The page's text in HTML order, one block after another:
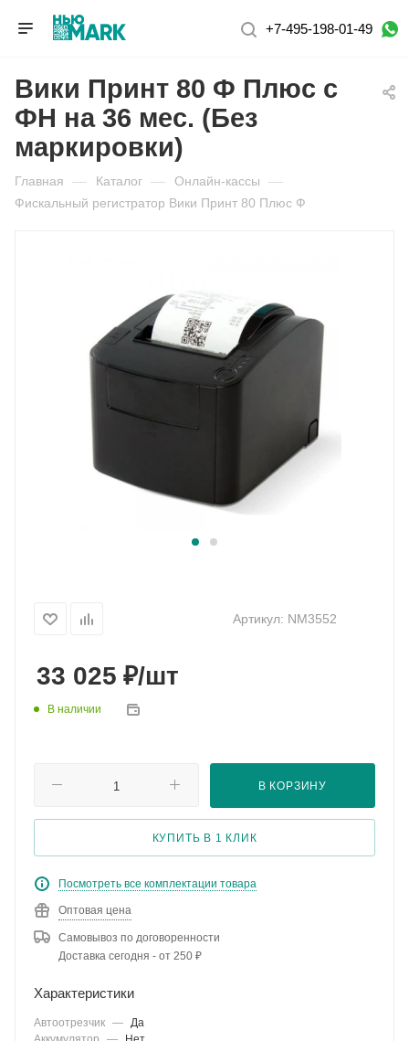
+7-495-198-01-49
Вики Принт 80 Ф Плюс c
ФН на 36 мес. (Без
маркировки)
Главная — Каталог — Онлайн-кассы —
Фискальный регистратор Вики Принт 80 Плюс Ф
Артикул: NM3552
33 025 ₽/шт
В наличии
В КОРЗИНУ
КУПИТЬ В 1 КЛИК
Посмотреть все комплектации товара
Оптовая цена
Самовывоз по договоренности
Доставка сегодня - от 250 ₽
Характеристики
Автоотрезчик — Да